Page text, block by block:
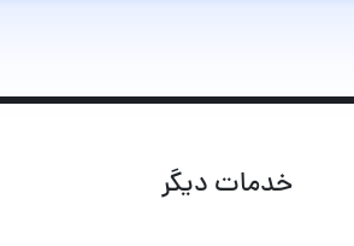
خدمات دیگر